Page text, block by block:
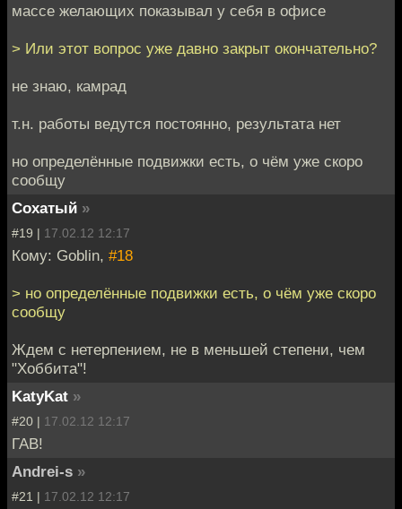
массе желающих показывал у себя в офисе
> Или этот вопрос уже давно закрыт окончательно?
не знаю, камрад
т.н. работы ведутся постоянно, результата нет
но определённые подвижки есть, о чём уже скоро
сообщу
Cохатый »
#19 | 17.02.12 12:17
Кому: Goblin, #18
> но определённые подвижки есть, о чём уже скоро
сообщу
Ждем с нетерпением, не в меньшей степени, чем
"Хоббита"!
KatyKat »
#20 | 17.02.12 12:17
ГАВ!
Andrei-s »
#21 | 17.02.12 12:17